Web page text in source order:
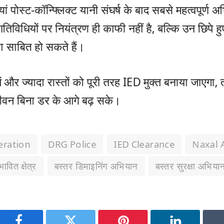
पोस्ट-कॉन्फ्लिक्ट यानी संघर्ष के बाद सबसे महत्वपूर्ण
पर नियंत्रण ही काफी नहीं है, बल्कि उन छिपे
साबित हो सकते हैं।
ज्यादा रास्तों को पूरी तरह IED मुक्त बनाया जाएगा,
बिना डर के आगे बढ़ सके।
DRG Police IED Clearance
Naxal
क्षेत्र बस्तर डिमाइनिंग अभियान बस्तर सुरक्षा